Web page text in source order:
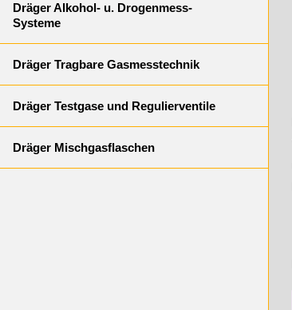
Dräger Alkohol- u. Drogenmess-
Systeme
Dräger Tragbare Gasmesstechnik
Dräger Testgase und Regulierventile
Dräger Mischgasflaschen